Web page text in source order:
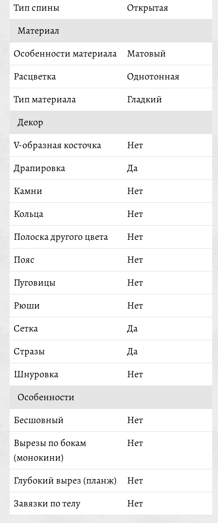
Тип спины
Открытая
Материал
Особенности материала
Матовый
Расцветка
Однотонная
Тип материала
Гладкий
Декор
V-образная косточка
Нет
Драпировка
Да
Камни
Нет
Кольца
Нет
Полоска другого цвета
Нет
Пояс
Нет
Пуговицы
Нет
Рюши
Нет
Сетка
Да
Стразы
Да
Шнуровка
Нет
Особенности
Бесшовный
Нет
Вырезы по бокам
(монокини)
Нет
Глубокий вырез (планж)
Нет
Завязки по телу
Нет